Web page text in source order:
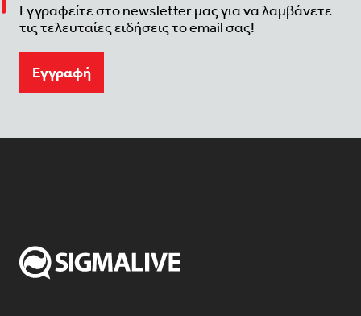
Εγγραφείτε στο newsletter μας για να λαμβάνετε
τις τελευταίες ειδήσεις το email σας!
Eγγραφή